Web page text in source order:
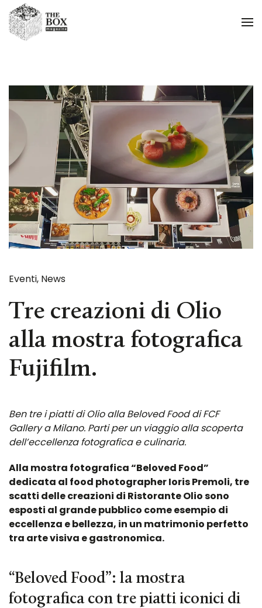
Passa al contenuto principale
Eventi, News
Tre creazioni di Olio
alla mostra fotografica
Fujifilm.
Ben tre i piatti di Olio alla Beloved Food di FCF
Gallery a Milano. Parti per un viaggio alla scoperta
dell’eccellenza fotografica e culinaria.
Alla mostra fotografica “Beloved Food”
dedicata al food photographer Ioris Premoli, tre
scatti delle creazioni di Ristorante Olio sono
esposti al grande pubblico come esempio di
eccellenza e bellezza, in un matrimonio perfetto
tra arte visiva e gastronomica.
“Beloved Food”: la mostra
fotografica con tre piatti iconici di